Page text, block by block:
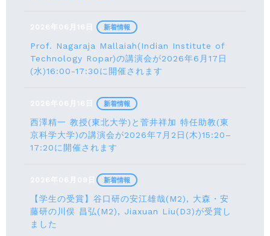
2026年06月16日
Prof. Nagaraja Mallaiah(Indian Institute of
Technology Ropar)の講演会が2026年6月17⽇
(水)16:00-17:30に開催されます
新着情報
2026年06月16日
西澤精一 教授(東北大学)と菅井祥加 特任助教(東
京科学大学)の講演会が2026年7月2日(木)15:20–
17:20に開催されます
新着情報
2026年06月09日
【学生の受賞】谷口研の安江雄哉(M2), 大森・安
藤研の川俣 昌弘(M2), Jiaxuan Liu(D3)が受賞し
ました
新着情報